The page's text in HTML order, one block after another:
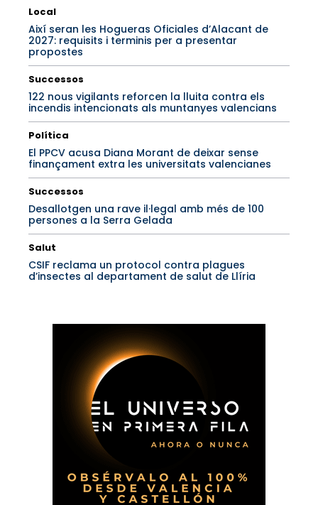
Local
Així seran les Hogueras Oficiales d’Alacant de
2027: requisits i terminis per a presentar
propostes
Successos
122 nous vigilants reforcen la lluita contra els
incendis intencionats als muntanyes valencians
Política
El PPCV acusa Diana Morant de deixar sense
finançament extra les universitats valencianes
Successos
Desallotgen una rave il·legal amb més de 100
persones a la Serra Gelada
Salut
CSIF reclama un protocol contra plagues
d’insectes al departament de salut de Llíria